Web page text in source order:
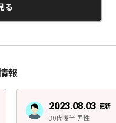
る
報
2023.08.03 更新
30代後半 男性